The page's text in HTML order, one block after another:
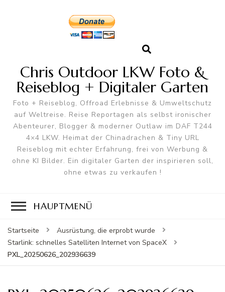
Chris Outdoor LKW Foto &
Reiseblog + Digitaler Garten
Foto + Reiseblog, Offroad Erlebnisse & Umweltschutz
auf Weltreise. Reise Reportagen als selbst ironischer
Abenteurer, Blogger & moderner Outlaw im DAF T244
4×4 LKW. Heimat der Chinadrachen & Tiny URL
Reiseblog mit echter Erfahrung, frei von Werbung &
ohne KI Bilder. Ein digitaler Garten der inspirieren soll,
ohne etwas zu verkaufen !
HAUPTMENÜ
Startseite
Ausrüstung, die erprobt wurde
Starlink: schnelles Satelliten Internet von SpaceX
PXL_20250626_202936639